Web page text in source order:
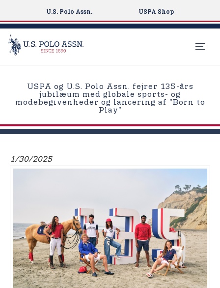
o
U.S. Polo Assn. USPA Shop
USPA og U.S. Polo Assn. fejrer 135-års
jubilæum med globale sports- og
modebegivenheder og lancering af "Born to
Play"
1/30/2025